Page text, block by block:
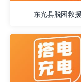
东光县脱困救援